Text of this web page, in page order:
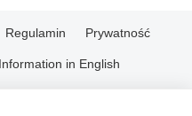
Regulamin Prywatność
Information in English